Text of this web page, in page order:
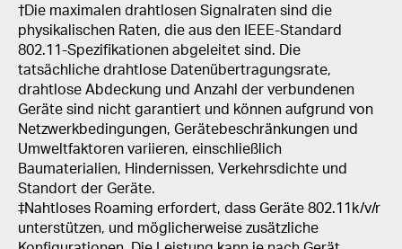
†Die maximalen drahtlosen Signalraten sind die
physikalischen Raten, die aus den IEEE-Standard
802.11-Spezifikationen abgeleitet sind. Die
tatsächliche drahtlose Datenübertragungsrate,
drahtlose Abdeckung und Anzahl der verbundenen
Geräte sind nicht garantiert und können aufgrund von
Netzwerkbedingungen, Gerätebeschränkungen und
Umweltfaktoren variieren, einschließlich
Baumaterialien, Hindernissen, Verkehrsdichte und
Standort der Geräte.
‡Nahtloses Roaming erfordert, dass Geräte 802.11k/v/r
unterstützen, und möglicherweise zusätzliche